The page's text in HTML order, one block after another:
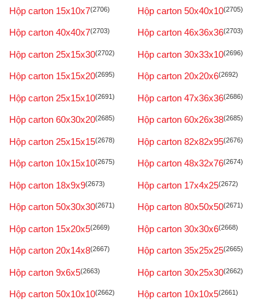
Hộp carton 15x10x7(2706) Hộp carton 50x40x10(2705)
Hộp carton 40x40x7(2703) Hộp carton 46x36x36(2703)
Hộp carton 25x15x30(2702) Hộp carton 30x33x10(2696)
Hộp carton 15x15x20(2695) Hộp carton 20x20x6(2692)
Hộp carton 25x15x10(2691) Hộp carton 47x36x36(2686)
Hộp carton 60x30x20(2685) Hộp carton 60x26x38(2685)
Hộp carton 25x15x15(2678) Hộp carton 82x82x95(2676)
Hộp carton 10x15x10(2675) Hộp carton 48x32x76(2674)
Hộp carton 18x9x9(2673) Hộp carton 17x4x25(2672)
Hộp carton 50x30x30(2671) Hộp carton 80x50x50(2671)
Hộp carton 15x20x5(2669) Hộp carton 30x30x6(2668)
Hộp carton 20x14x8(2667) Hộp carton 35x25x25(2665)
Hộp carton 9x6x5(2663) Hộp carton 30x25x30(2662)
Hộp carton 50x10x10(2662) Hộp carton 10x10x5(2661)